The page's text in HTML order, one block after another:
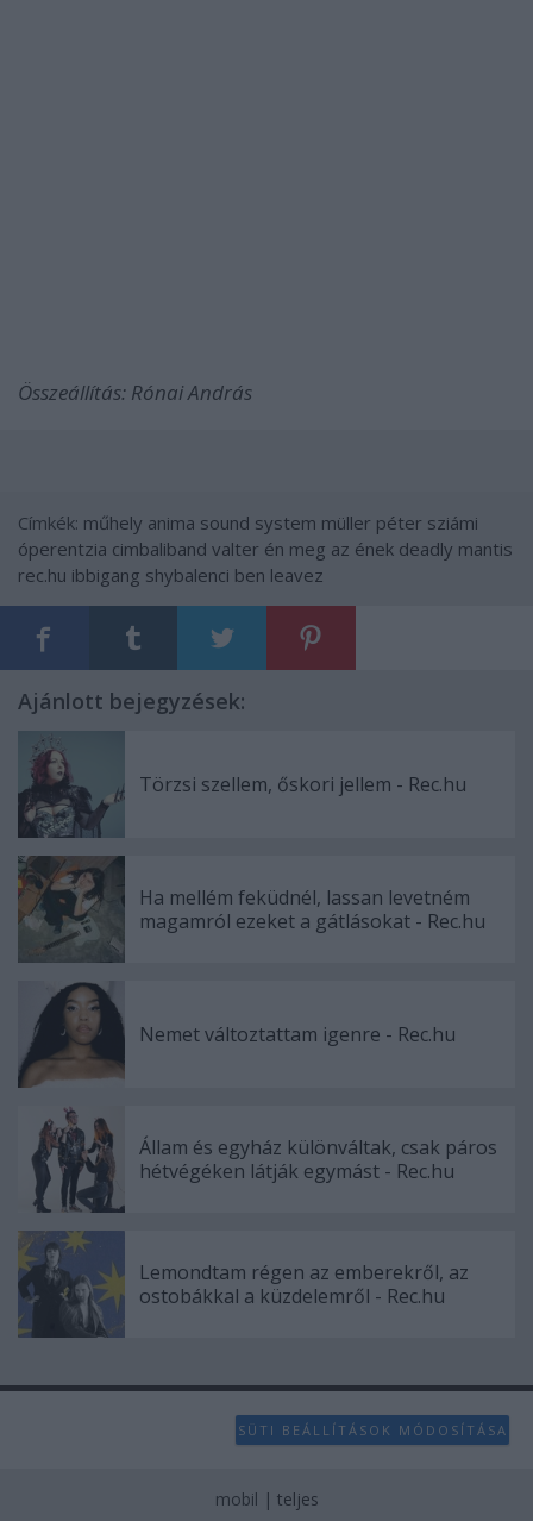
Összeállítás: Rónai András
Címkék: műhely anima sound system müller péter sziámi
óperentzia cimbaliband valter én meg az ének deadly mantis
rec.hu ibbigang shybalenci ben leavez
Ajánlott bejegyzések:
Törzsi szellem, őskori jellem - Rec.hu
Ha mellém feküdnél, lassan levetném
magamról ezeket a gátlásokat - Rec.hu
Nemet változtattam igenre - Rec.hu
Állam és egyház különváltak, csak páros
hétvégéken látják egymást - Rec.hu
Lemondtam régen az emberekről, az
ostobákkal a küzdelemről - Rec.hu
SÜTI BEÁLLÍTÁSOK MÓDOSÍTÁSA
mobil | teljes